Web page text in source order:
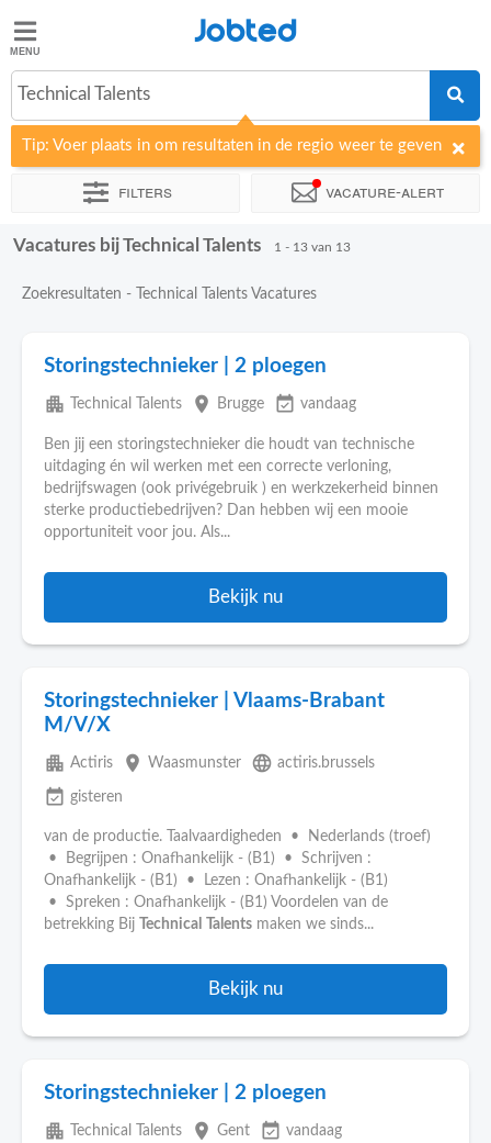
Jobted
Taal
fr
Jobted
Technical Talents
Tip: Voer plaats in om resultaten in de regio weer te geven
Filters Vacature-alert
Sorteer op Bedrijf
Vacatures bij Technical Talents 1 - 13 van 13
Zoekresultaten - Technical Talents Vacatures
Storingstechnieker | 2 ploegen
apartment Technical Talents place Brugge event_available vandaag
Ben jij een storingstechnieker die houdt van technische
uitdaging én wil werken met een correcte verloning,
bedrijfswagen (ook privégebruik ) en werkzekerheid binnen
sterke productiebedrijven? Dan hebben wij een mooie
opportuniteit voor jou. Als...
Bekijk nu
Storingstechnieker | Vlaams-Brabant
M/V/X
apartment Actiris place Waasmunster language actiris.brussels
event_available gisteren
van de productie. Taalvaardigheden • Nederlands (troef)
• Begrijpen : Onafhankelijk - (B1) • Schrijven :
Onafhankelijk - (B1) • Lezen : Onafhankelijk - (B1)
• Spreken : Onafhankelijk - (B1) Voordelen van de
betrekking Bij
Technical Talents maken we sinds...
Bekijk nu
Storingstechnieker | 2 ploegen
apartment Technical Talents place Gent event_available vandaag